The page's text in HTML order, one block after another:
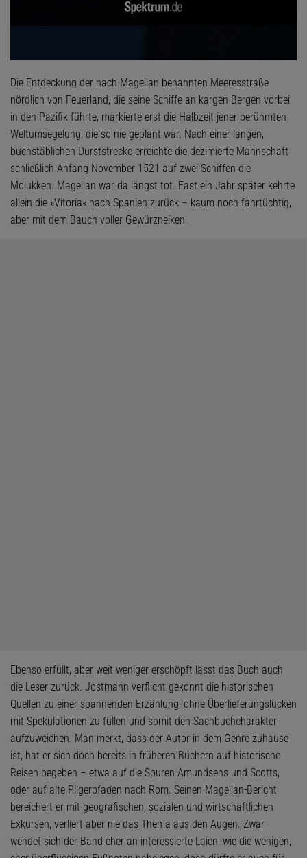
Die Entdeckung der nach Magellan benannten Meeresstraße
nördlich von Feuerland, die seine Schiffe an kargen Bergen vorbei
in den Pazifik führte, markierte erst die Halbzeit jener berühmten
Weltumsegelung, die so nie geplant war. Nach einer langen,
buchstäblichen Durststrecke erreichte die dezimierte Mannschaft
schließlich Anfang November 1521 auf zwei Schiffen die
Molukken. Magellan war da längst tot. Fast ein Jahr später kehrte
allein die »Vitoria« nach Spanien zurück – kaum noch fahrtüchtig,
aber mit dem Bauch voller Gewürznelken.
Ebenso erfüllt, aber weit weniger erschöpft lässt das Buch auch
die Leser zurück. Jostmann verflicht gekonnt die historischen
Quellen zu einer spannenden Erzählung, ohne Überlieferungslücken
mit Spekulationen zu füllen und somit den Sachbuchcharakter
aufzuweichen. Man merkt, dass der Autor in dem Genre zuhause
ist, hat er sich doch bereits in früheren Büchern auf historische
Reisen begeben – etwa auf die Spuren Amundsens und Scotts,
oder auf alte Pilgerpfaden nach Rom. Seinen Magellan-Bericht
bereichert er mit geografischen, sozialen und wirtschaftlichen
Exkursen, verliert aber nie das Thema aus den Augen. Zwar
wendet sich der Band eher an interessierte Laien, wie die wenigen,